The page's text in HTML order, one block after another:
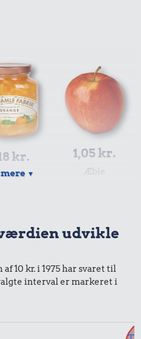
kr. 1,05 kr.
Æble
▼
udvikle
10 kr. i 1975 har svaret til
interval er markeret i